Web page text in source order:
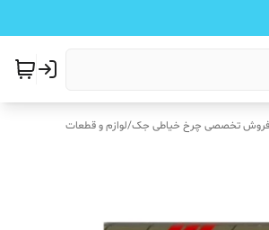
فروش تخصصی چرخ خیاطی جک/لوازم و قطعات